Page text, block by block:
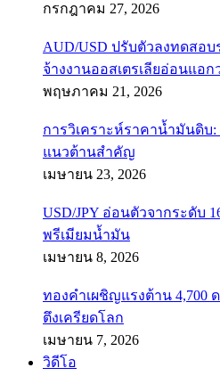
กรกฎาคม 27, 2026
AUD/USD ปรับตัวลงทดสอบ
จ้างงานออสเตรเลียอ่อนแอก
พฤษภาคม 21, 2026
การวิเคราะห์ราคาน้ำมันดิ
แนวต้านสำคัญ
เมษายน 23, 2026
USD/JPY อ่อนตัวจากระดับ
พรีเมียมน้ำมัน
เมษายน 8, 2026
ทองคำเผชิญแรงต้าน 4,700
ตึงเครียดโลก
เมษายน 7, 2026
วิดีโอ